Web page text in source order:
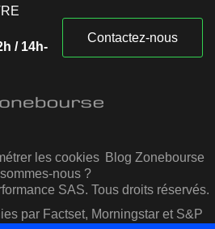
/ 14h-
Contactez-nous
les cookies Blog Zonebourse
nous ?
SAS. Tous droits réservés.
par Factset, Morningstar et S&P